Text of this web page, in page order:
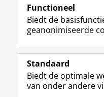
Volg de
Studiekiezers
Functioneel
Biedt de
geanonimiseerde
Standaard
Biedt de optimale
van onder andere